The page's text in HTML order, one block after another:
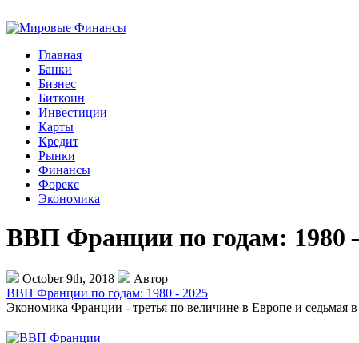
Главная
Банки
Бизнес
Биткоин
Инвестиции
Карты
Кредит
Рынки
Финансы
Форекс
Экономика
ВВП Франции по годам: 1980
October 9th, 2018
Автор
ВВП Франции по годам: 1980 - 2025
Экономика Франции - третья по величине в Европе и